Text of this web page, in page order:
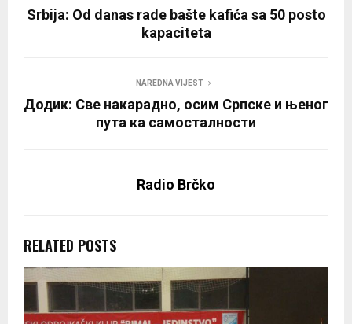
Srbija: Od danas rade bašte kafića sa 50 posto
kapaciteta
NAREDNA VIJEST
Додик: Све накарадно, осим Српске и њеног
пута ка самосталности
Radio Brčko
RELATED POSTS